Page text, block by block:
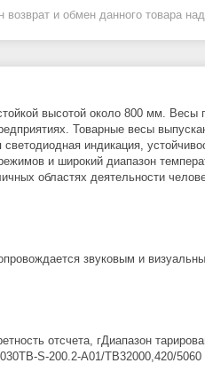
возврат и обмен данного товара
высотой около 800 мм. Весы
Товарные весы
индикация,
и широкий диапазон
областях деятельности
звуковым и
отсчета, гДиапазон
S-200.2-A01/ТВ32000,420/5060